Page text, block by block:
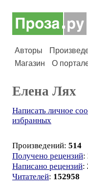
Авторы
Магазин
О
Елена Лях
Написать личное
избранных
Произведений: 514
Получено рецензий:
Написано рецензий:
Читателей: 152958